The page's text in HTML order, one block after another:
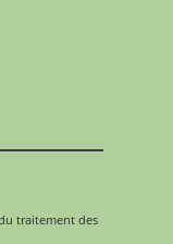
traitement des